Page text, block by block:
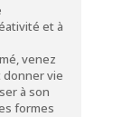
et à
venez
donner vie
à son
formes